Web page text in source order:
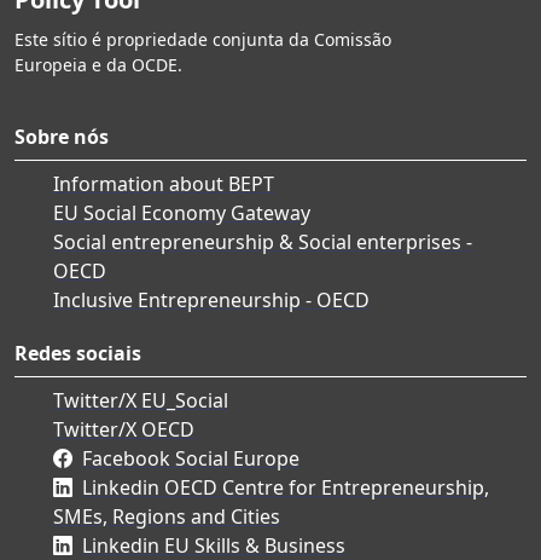
Este sítio é propriedade conjunta da Comissão
Europeia e da OCDE.
Sobre nós
Information about BEPT
EU Social Economy Gateway
Social entrepreneurship & Social enterprises -
OECD
Inclusive Entrepreneurship - OECD
Redes sociais
Twitter/X EU_Social
Twitter/X OECD
Facebook Social Europe
Linkedin OECD Centre for Entrepreneurship,
SMEs, Regions and Cities
Linkedin EU Skills & Business